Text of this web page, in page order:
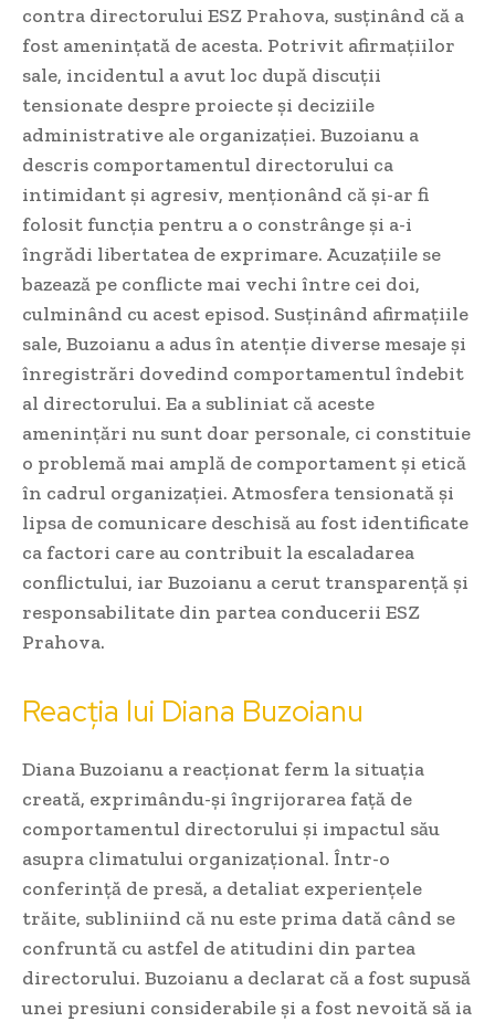
contra directorului ESZ Prahova, susținând că a
fost amenințată de acesta. Potrivit afirmațiilor
sale, incidentul a avut loc după discuții
tensionate despre proiecte și deciziile
administrative ale organizației. Buzoianu a
descris comportamentul directorului ca
intimidant și agresiv, menționând că și-ar fi
folosit funcția pentru a o constrânge și a-i
îngrădi libertatea de exprimare. Acuzațiile se
bazează pe conflicte mai vechi între cei doi,
culminând cu acest episod. Susținând afirmațiile
sale, Buzoianu a adus în atenție diverse mesaje și
înregistrări dovedind comportamentul îndebit
al directorului. Ea a subliniat că aceste
amenințări nu sunt doar personale, ci constituie
o problemă mai amplă de comportament și etică
în cadrul organizației. Atmosfera tensionată și
lipsa de comunicare deschisă au fost identificate
ca factori care au contribuit la escaladarea
conflictului, iar Buzoianu a cerut transparență și
responsabilitate din partea conducerii ESZ
Prahova.
Reacția lui Diana Buzoianu
Diana Buzoianu a reacționat ferm la situația
creată, exprimându-și îngrijorarea față de
comportamentul directorului și impactul său
asupra climatului organizațional. Într-o
conferință de presă, a detaliat experiențele
trăite, subliniind că nu este prima dată când se
confruntă cu astfel de atitudini din partea
directorului. Buzoianu a declarat că a fost supusă
unei presiuni considerabile și a fost nevoită să ia